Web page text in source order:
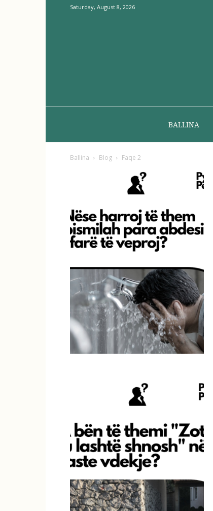
Saturday, August 8, 2026
BALLINA
Ballina Blog Faqe 2